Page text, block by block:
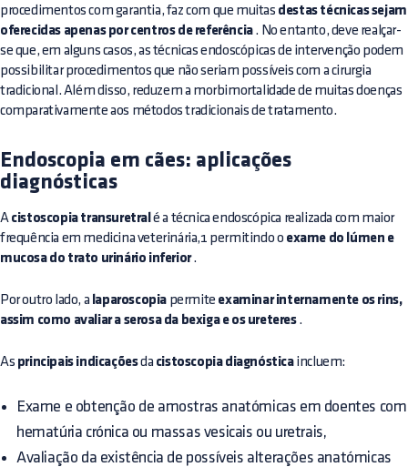
procedimentos com garantia, faz com que muitas destas técnicas sejam
oferecidas apenas por centros de referência. No entanto, deve realçar-
se que, em alguns casos, as técnicas endoscópicas de intervenção podem
possibilitar procedimentos que não seriam possíveis com a cirurgia
tradicional. Além disso, reduzem a morbimortalidade de muitas doenças
comparativamente aos métodos tradicionais de tratamento.
Endoscopia em cães: aplicações
diagnósticas
A cistoscopia transuretral é a técnica endoscópica realizada com maior
frequência em medicina veterinária,1 permitindo o exame do lúmen e
mucosa do trato urinário inferior.
Por outro lado, a laparoscopia permite examinar internamente os rins,
assim como avaliar a serosa da bexiga e os ureteres.
As principais indicaçõesda cistoscopia diagnósticaincluem:
Exame e obtenção de amostras anatómicas em doentes com
hematúria crónica ou massas vesicais ou uretrais,
Avaliação da existência de possíveis alterações anatómicas